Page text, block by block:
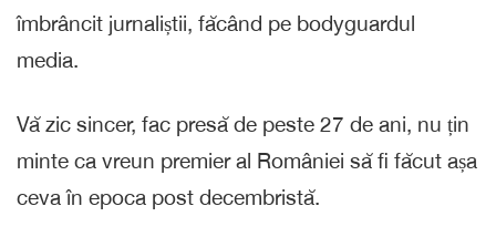
îmbrâncit jurnaliștii, făcând pe bodyguardul
media.
Vă zic sincer, fac presă de peste 27 de ani, nu țin
minte ca vreun premier al României să fi făcut așa
ceva în epoca post decembristă.